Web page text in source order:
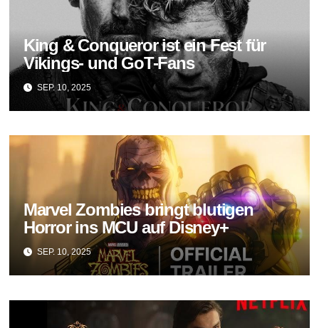
King & Conqueror ist ein Fest für
Vikings- und GoT-Fans
SEP. 10, 2025
Marvel Zombies bringt blutigen
Horror ins MCU auf Disney+
SEP. 10, 2025